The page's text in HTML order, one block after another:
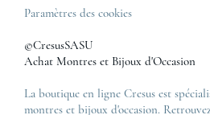
Paramètres des cookies
©CresusSASU
Achat Montres et Bijoux d'Occasion
La boutique en ligne Cresus est
montres et bijoux d'occasion.